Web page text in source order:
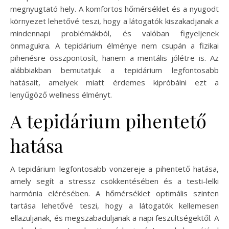
megnyugtató hely. A komfortos hőmérséklet és a nyugodt
környezet lehetővé teszi, hogy a látogatók kiszakadjanak a
mindennapi problémákból, és valóban figyeljenek
önmagukra. A tepidárium élménye nem csupán a fizikai
pihenésre összpontosít, hanem a mentális jólétre is. Az
alábbiakban bemutatjuk a tepidárium legfontosabb
hatásait, amelyek miatt érdemes kipróbálni ezt a
lenyűgöző wellness élményt.
A tepidárium pihentető
hatása
A tepidárium legfontosabb vonzereje a pihentető hatása,
amely segít a stressz csökkentésében és a testi-lelki
harmónia elérésében. A hőmérséklet optimális szinten
tartása lehetővé teszi, hogy a látogatók kellemesen
ellazuljanak, és megszabaduljanak a napi feszültségektől. A